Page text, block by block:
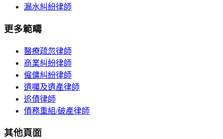
漏水糾紛律師
更多範疇
醫療疏忽律師
商業糾紛律師
僱傭糾紛律師
遺囑及遺產律師
追債律師
債務重組/破產律師
其他頁面